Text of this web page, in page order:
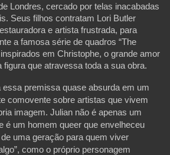
Londres, cercado por telas inacabadas
Seus filhos contratam Lori Butler
e artista frustrada, para
a famosa série de quadros “The
em Christophe, o grande amor
figura que atravessa toda a sua obra.
essa premissa quase absurda em um
comovente sobre artistas que vivem
imagem. Julian não é apenas um
é um homem queer que envelheceu
uma geração para quem viver
como o próprio personagem